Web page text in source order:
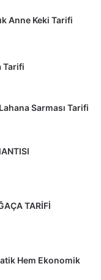
Anne Keki Tarifi
Tarifi
Sarması Tarifi
TARİFİ
Hem Ekonomik